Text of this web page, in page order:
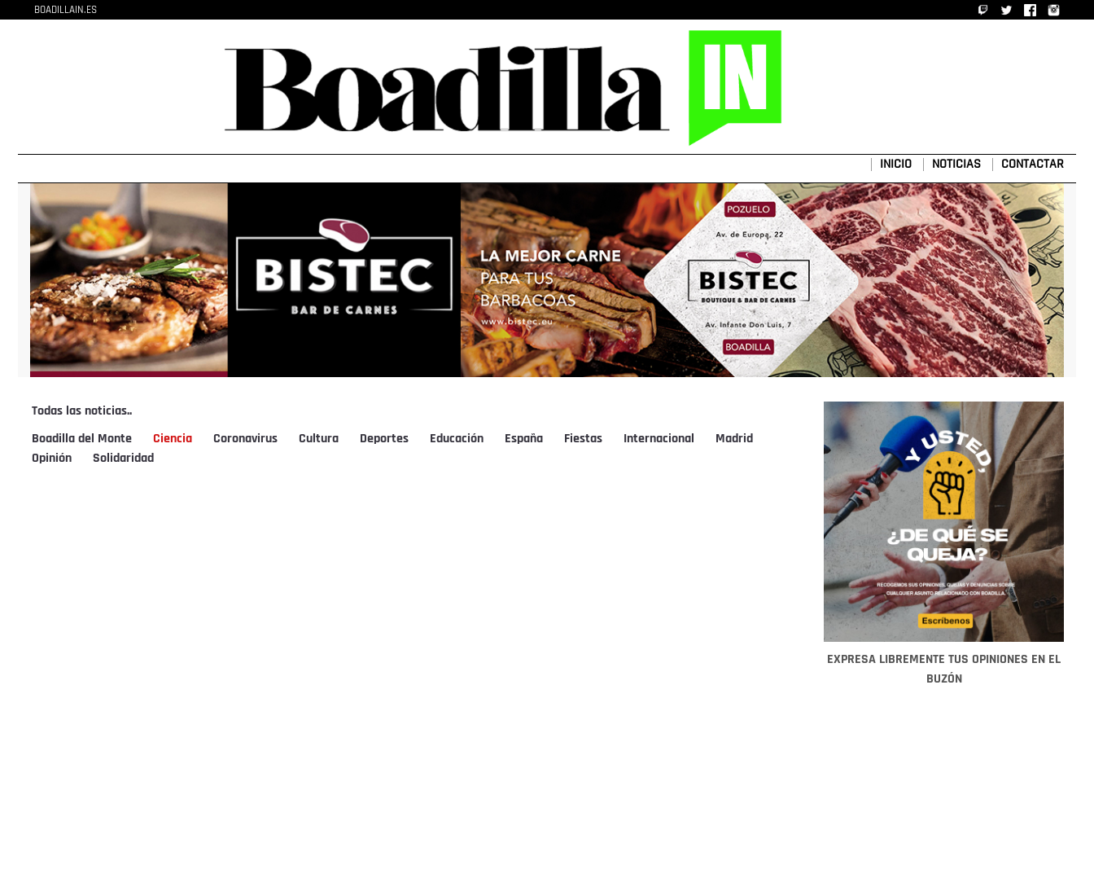
BOADILLAIN.ES
INICIO NOTICIAS CONTACTAR
Todas las noticias..
Boadilla del Monte Ciencia Coronavirus Cultura Deportes Educación España Fiestas Internacional
Madrid
Opinión
Solidaridad
EXPRESA LIBREMENTE TUS OPINIONES EN EL
BUZÓN